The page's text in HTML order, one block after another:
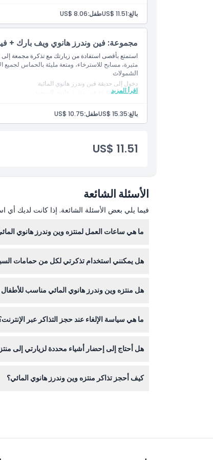
سياسة الإلغاء
بالغ:US$ 11.51طفل:US$ 8.06
مجموعة: فين وندرز هانوي ويف بارك +
استمتع بأقصى استفادة من زيارتك مع تذكرة مجمعة إلى
مثيرة، مسابح للاسترخاء، ومتعة مليئة بالحماس لجميع
اقرأ المزيد
الشمولات
دخول إلى حديقة فين وندرز هانوي المائية
دخول إلى حديقة فين وندرز هانوي الموجية
بالغ:US$ 15.35طفل:US$ 10.75
US$ 11.51
الأسئلة الشائعة
فيما يلي بعض الأسئلة الشائعة. إذا كانت لديك أي
ما هي ساعات العمل لمنتزه وين وندرز هانوي
هل يمكنني استخدام تذكرتي لكل من حمامات
هل منتزه وين وندرز هانوي المائي مناسب للأطفال
للمغامرين الصغار.
ما هي سياسة الإلغاء عند حجز التذاكر عبر
هل أحتاج إلى إحضار أشياء محددة لزيارتي إلى
كيف أحجز تذاكر منتزه وين وندرز هانوي المائي؟